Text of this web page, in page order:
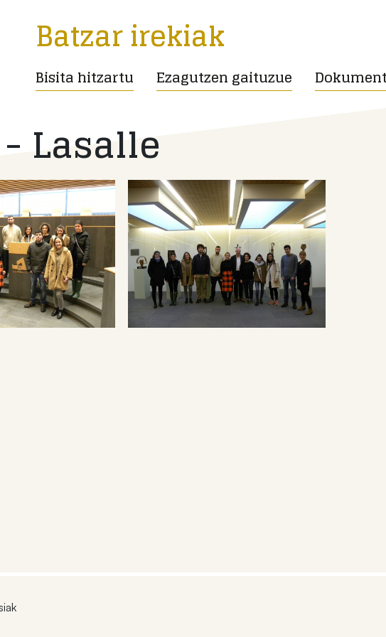
Batzar irekiak
Bisita hitzartu Ezagutzen gaituzue
Lasalle